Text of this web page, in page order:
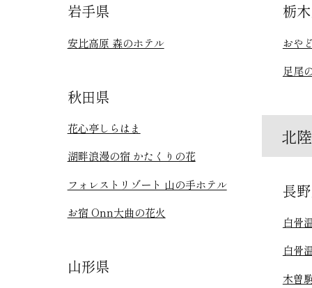
岩手県
安比高原 森のホテル
秋田県
花心亭しらはま
湖畔浪漫の宿 かたくりの花
フォレストリゾート 山の手ホテル
お宿 Onn大曲の花火
山形県
栃
おや
足尾
北
長
白骨
白骨
木曽